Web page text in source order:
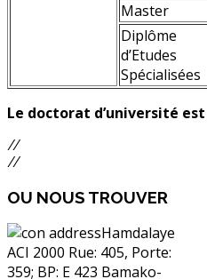
Master
Diplôme
d’Etudes
Spécialisées
Le doctorat d’université est
//
//
OU NOUS TROUVER
Hamdalaye
ACI 2000 Rue: 405, Porte:
359; BP: E 423 Bamako-